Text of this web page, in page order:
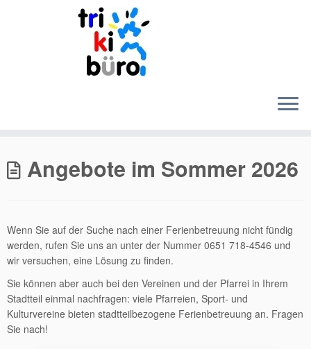
Inhalt
springenAngebote im Sommer 2026
Wenn Sie auf der Suche nach einer Ferienbetreuung nicht fündig
werden, rufen Sie uns an unter der Nummer 0651 718-4546 und
wir versuchen, eine Lösung zu finden.
Sie können aber auch bei den Vereinen und der Pfarrei in Ihrem
Stadtteil einmal nachfragen: viele Pfarreien, Sport- und
Kulturvereine bieten stadtteilbezogene Ferienbetreuung an. Fragen
Sie nach!